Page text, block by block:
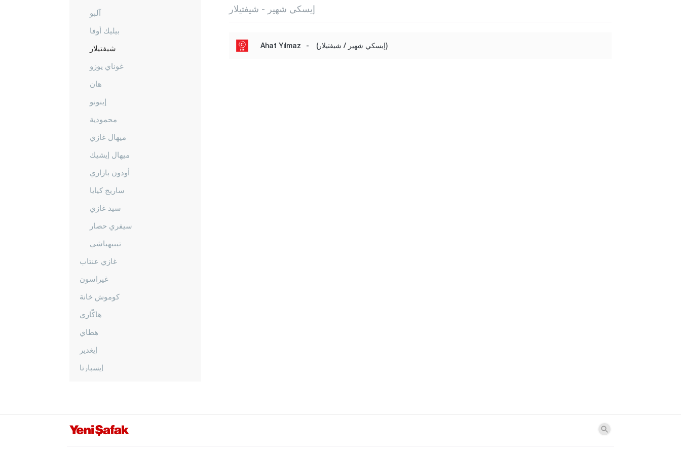
آلبو
بيليك أوفا
شيفتيلار
غوناي يوزو
هان
إينونو
محمودية
ميهال غازي
ميهال إيشيك
أودون بازاري
ساريج كيايا
سيد غازي
سيفري حصار
تيبيهباشي
غازي عنتاب
غيراسون
كوموش خانة
هاكّاري
هطاي
إيغدير
إيسبارتا
كارس
إيسكي شهير - شيفتيلار
Ahat Yılmaz - (إيسكي شهير / شيفتيلار)